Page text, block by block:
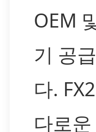
OEM
기 공
다.
다로